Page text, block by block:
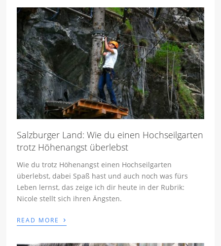
Salzburger Land: Wie du einen Hochseilgarten
trotz Höhenangst überlebst
Wie du trotz Höhenangst einen Hochseilgarten
überlebst, dabei Spaß hast und auch noch was fürs
Leben lernst, das zeige ich dir heute in der Rubrik:
Nicole stellt sich ihren Ängsten.
READ MORE ›